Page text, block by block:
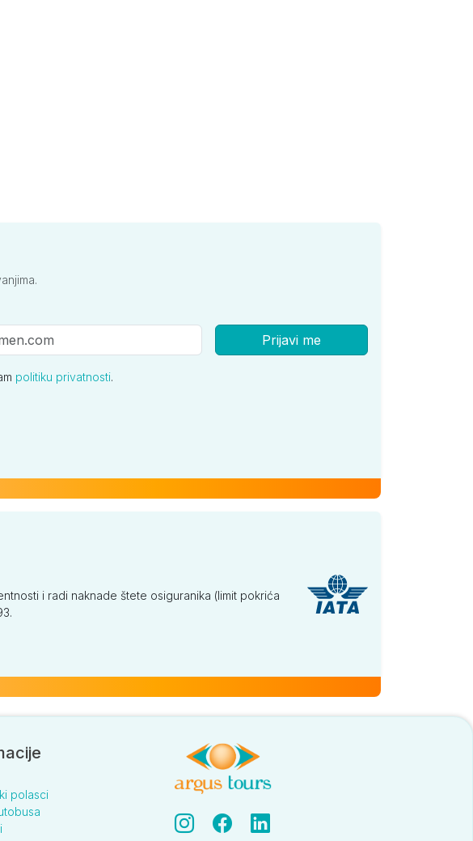
Prijavi me
politiku privatnosti.
i radi naknade štete osiguranika (limit pokrića
polasci